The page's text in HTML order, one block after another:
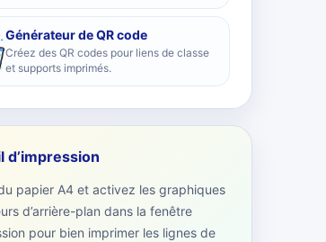
Générateur de QR code
Créez des QR codes pour liens de classe
et supports imprimés.
d’impression
papier A4 et activez les graphiques
d’arrière-plan dans la fenêtre
pour bien imprimer les lignes de